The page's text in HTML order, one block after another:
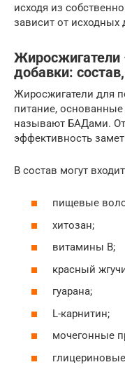
исходя из
зависит от исходных
Жиросжигатели
добавки:
Жиросжигатели для
питание,
называют БАДами.
эффективность
В состав могут
пищевые
хитозан;
витамины B;
красный
гуарана;
L-карнитин;
мочегонные